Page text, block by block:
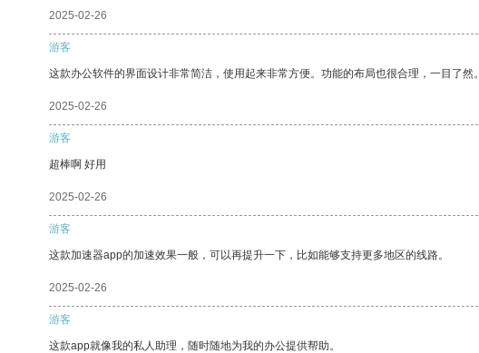
2025-02-26
游客
这款办公软件的界面设计非常简洁，使用起来非常方便。功能的布局也很合理，一目了然。
2025-02-26
游客
超棒啊 好用
2025-02-26
游客
这款加速器app的加速效果一般，可以再提升一下，比如能够支持更多地区的线路。
2025-02-26
游客
这款app就像我的私人助理，随时随地为我的办公提供帮助。